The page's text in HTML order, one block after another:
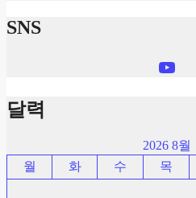
SNS
달력
2026 8월
월
화 수 목